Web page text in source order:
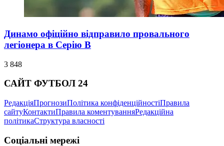
Динамо офіційно відправило провального
легіонера в Серію В
3 848
САЙТ ФУТБОЛ 24
РедакціяПрогнозиПолітика конфіденційностіПравила
сайтуКонтактиПравила коментуванняРедакційна
політикаСтруктура власності
Соціальні мережі